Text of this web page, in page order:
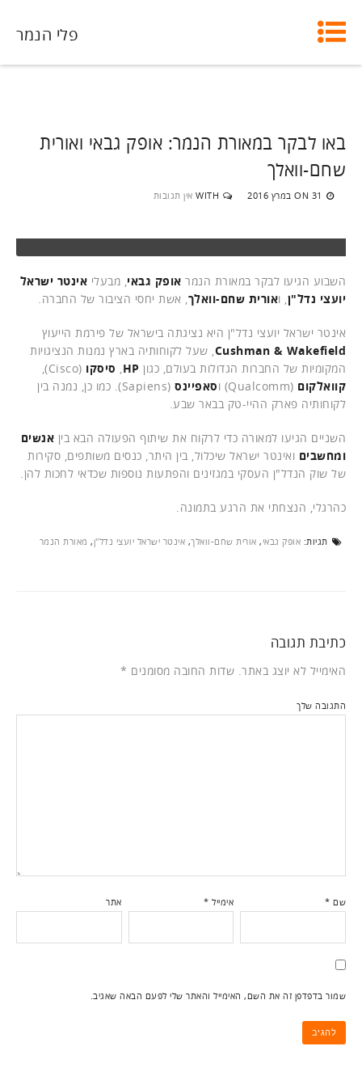
פלי הנמר
באו לבקר במאורת הנמר: אופק גבאי ואורית
שחם-וואלך
ON 31 במרץ 2016 WITH אין תגובות
השבוע הגיעו לבקר במאורת הנמר אופק גבאי, מבעלי אינטר ישראל
יועצי נדל"ן, ואורית שחם-וואלך, אשת יחסי הציבור של החברה.
אינטר ישראל יועצי נדל"ן היא נציגתה בישראל של פירמת הייעוץ
Cushman & Wakefield, שעל לקוחותיה בארץ נמנות הנציגויות
המקומיות של החברות הגדולות בעולם, כגון HP
, סיסקו (Cisco),
קוואלקום (Qualcomm) ו סאפיינס
(Sapiens). כמו כן, נמנה בין
לקוחותיה פארק ההיי-טק בבאר שבע.
השניים הגיעו למאורה כדי לרקוח את שיתוף הפעולה הבא בין אנשים
ומחשבים ואינטר ישראל שיכלול, בין היתר, כנסים משותפים, סקירות
של שוק הנדל"ן העסקי במגזינים והפתעות נוספות שכדאי לחכות להן.
כהרגלי, הנצחתי את הרגע בתמונה.
תגיות: אופק גבאי, אורית שחם-וואלך, אינטר ישראל יועצי נדל"ן, מאורת הנמר
כתיבת תגובה
האימייל לא יוצג באתר. שדות החובה מסומנים *
התגובה שלך
שם * אימייל * אתר
שמור בדפדפן זה את השם, האימייל והאתר שלי לפעם הבאה שאגיב.